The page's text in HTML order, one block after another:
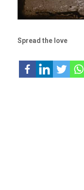
Spread the love